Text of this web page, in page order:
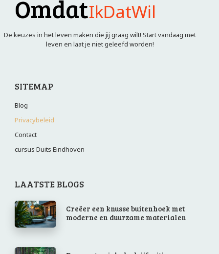
OmdatIkDatWil
De keuzes in het leven maken die jij graag wilt! Start vandaag met
leven en laat je niet geleefd worden!
SITEMAP
Blog
Privacybeleid
Contact
cursus Duits Eindhoven
LAATSTE BLOGS
Creëer een knusse buitenhoek met
moderne en duurzame materialen